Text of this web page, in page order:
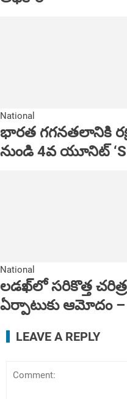
National
భారత గగనతలానికి
నుండి 4వ యూనిట్
National
లడఖ్‌లో సరికొత్త
ఏర్పాటుకు ఆమోదం –
LEAVE A REPLY